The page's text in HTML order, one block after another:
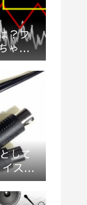
？フ
ゃ簡
して
ス
てみ